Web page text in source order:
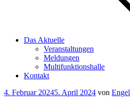
Das Aktuelle
Veranstaltungen
Meldungen
Multifunktionshalle
Kontakt
Veröffentlicht
4. Februar 20245. April 2024 von